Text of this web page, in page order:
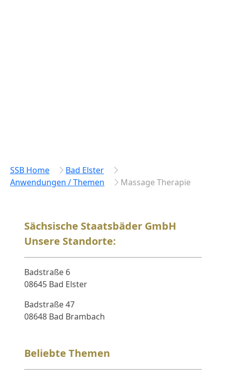
SSB Home
Bad Elster
Anwendungen / Themen
Massage Therapie
Sächsische Staatsbäder GmbH
Unsere Standorte:
Badstraße 6
08645 Bad Elster
Badstraße 47
08648 Bad Brambach
Beliebte Themen